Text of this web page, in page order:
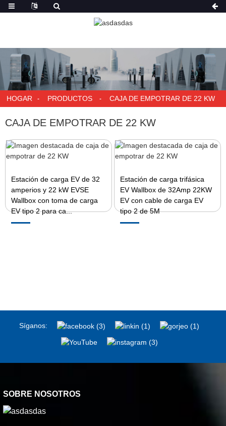
HOGAR PRODUCTOS CAJA DE EMPOTRAR DE 22 KW
CAJA DE EMPOTRAR DE 22 KW
Estación de carga EV de 32
amperios y 22 kW EVSE
Wallbox con toma de carga
EV tipo 2 para ca...
Estación de carga trifásica
EV Wallbox de 32Amp 22KW
EV con cable de carga EV
tipo 2 de 5M
Síganos:
SOBRE NOSOTROS